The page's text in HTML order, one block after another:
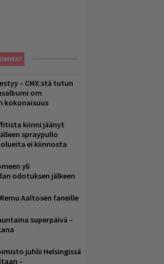
– CMX:stä tutun
om
kokonaisuus
kiinni jäänyt
spraypullo
ei kiinnosta
yli
odotuksen jälkeen
Aaltosen faneille
superpäivä –
juhlii Helsingissä
–